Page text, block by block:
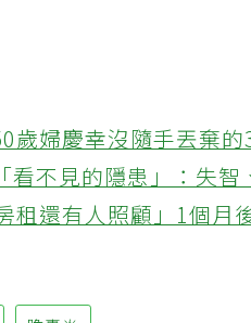
婦慶幸沒隨手丟棄
不見的隱患」：失智
還有人照顧」1個月